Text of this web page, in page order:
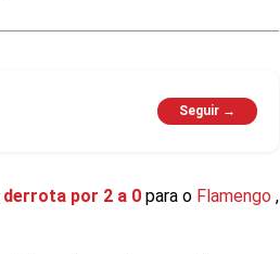
Seguir →
derrota por 2 a 0 para o Flamengo ,